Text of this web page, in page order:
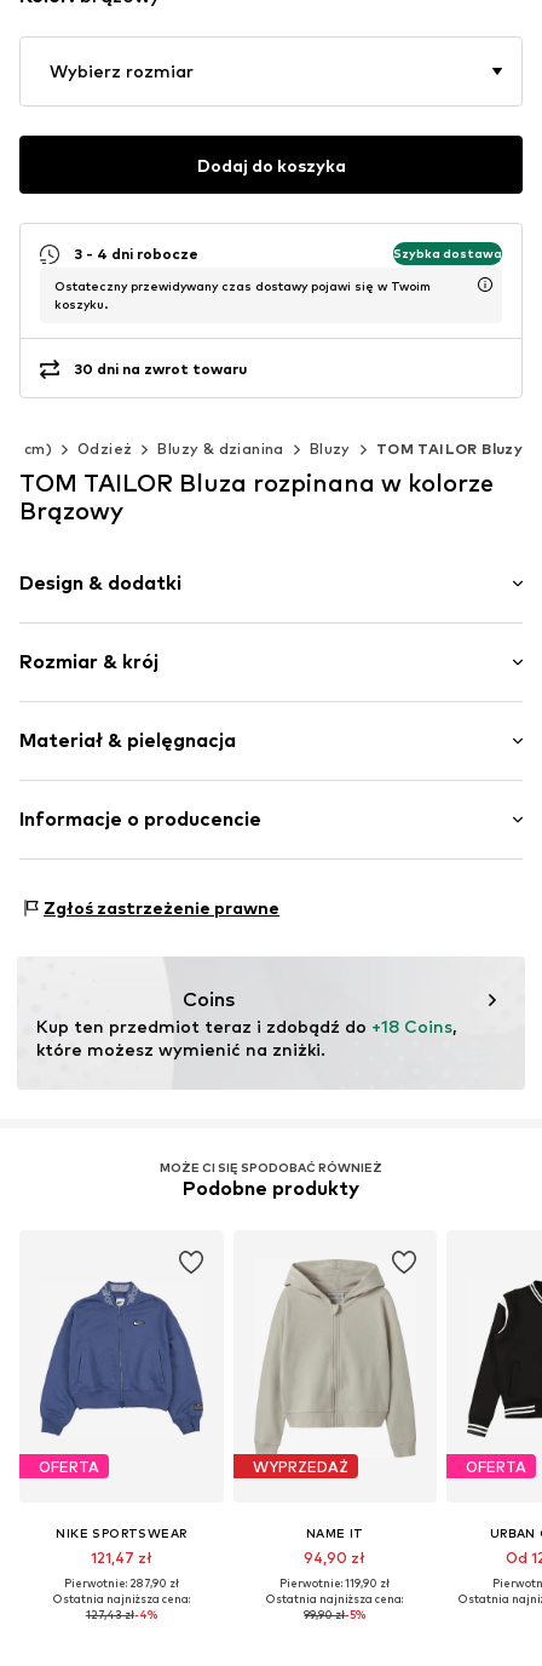
Wybierz rozmiar
Dodaj do koszyka
3 - 4 dni robocze Szybka dostawa
Ostateczny przewidywany czas dostawy pojawi się w Twoim
koszyku.
30 dni na zwrot towaru
cm) Odzież Bluzy & dzianina Bluzy TOM TAILOR Bluzy
TOM TAILOR Bluza rozpinana w kolorze
Brązowy
Design & dodatki
Dres
Kołnierz typu stójka
Elastyczne zakończenie/szew
Miękki w dotyku
Nr artykułu TOTeqnn001000001
Rozmiar & krój
Długość: Długość normalna
Krój: Normalny krój
Materiał & pielęgnacja
Materiał: 100% Bawełna
Informacje o producencie
22453 Hamburg
Zgłoś zastrzeżenie prawne
Coins
Kup ten przedmiot teraz i zdobądź do +18 Coins,
które możesz wymienić na zniżki.
MOŻE CI SIĘ SPODOBAĆ RÓWNIEŻ
Podobne produkty
OFERTA
NIKE SPORTSWEAR
121,47 zł
Pierwotnie: 287,90 zł
Ostatnia najniższa cena:
127,43 zł-4%
WYPRZEDAŻ
NAME IT
94,90 zł
Pierwotnie: 119,90 zł
Ostatnia najniższa cena:
99,90 zł-5%
OFERTA
URBAN
Od
Ostatnia